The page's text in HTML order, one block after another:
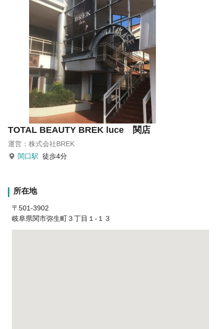
TOTAL BEAUTY BREK luce 関店
運営：株式会社BREK
関口駅 徒歩4分
所在地
〒501-3902
岐阜県関市弥生町３丁目１‐１３